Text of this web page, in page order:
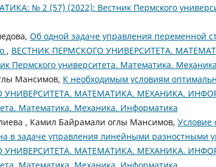
№ 2 (57) (2022): Вестник Пермского
Об одной задаче управления переменной
, ВЕСТНИК ПЕРМСКОГО УНИВЕРСИТЕТА.
Пермского университета. Математика.
Мансимов, К необходимым условиям
МАТЕМАТИКА. МЕХАНИКА.
Математика. Механика. Информатика
, Камил Байрамали оглы Мансимов, Условие
в задаче управления линейными разностными
МАТЕМАТИКА. МЕХАНИКА.